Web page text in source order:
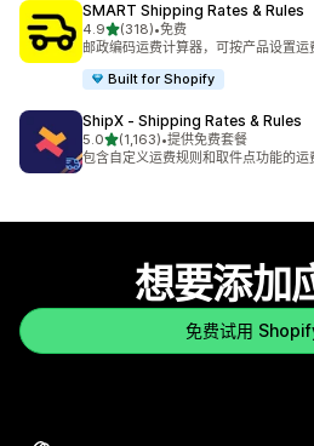
SMART Shipping Rates & Rules
4.9星（满分 5 星）
(318)
总共 318 条评论
•免费
邮政编码运费计算器，可按产品设置运
Built for Shopify
ShipX ‑ Shipping Rates & Rules
5.0星（满分 5 星）
(1,163)
总共 1163 条评论
•提供免费套餐
包含自定义运费规则和取件点功能的运
想要添加
免费试用